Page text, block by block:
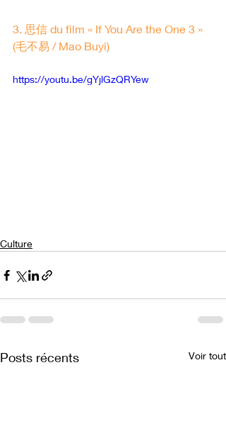
3. 思信 du film « If You Are the One 3 »
(毛不易 / Mao Buyi)
https://youtu.be/gYjlGzQRYew
Culture
Posts récents Voir tout